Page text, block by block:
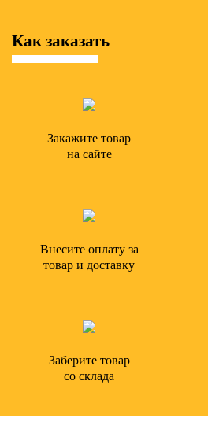
Как заказать
Закажите товар
на сайте
Внесите оплату за
товар и доставку
Заберите товар
со склада